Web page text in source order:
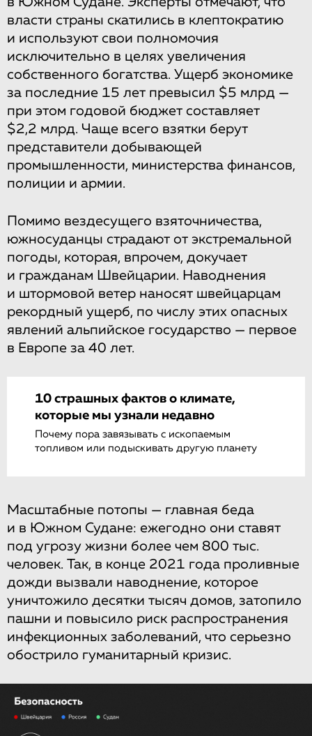
власти страны скатились в клептократию
и используют свои полномочия
исключительно в целях увеличения
собственного богатства. Ущерб экономике
за последние 15 лет превысил $5 млрд —
при этом годовой бюджет составляет
$2,2 млрд. Чаще всего взятки берут
представители добывающей
промышленности, министерства финансов,
полиции и армии.
Помимо вездесущего взяточничества,
южносуданцы страдают от экстремальной
погоды, которая, впрочем, докучает
и гражданам Швейцарии. Наводнения
и штормовой ветер наносят швейцарцам
рекордный ущерб, по числу этих опасных
явлений альпийское государство — первое
в Европе за 40 лет.
10 страшных фактов о климате,
которые мы узнали недавно
Почему пора завязывать с ископаемым
топливом или подыскивать другую планету
Масштабные потопы — главная беда
и в Южном Судане: ежегодно они ставят
под угрозу жизни более чем 800 тыс.
человек. Так, в конце 2021 года проливные
дожди вызвали наводнение, которое
уничтожило десятки тысяч домов, затопило
пашни и повысило риск распространения
инфекционных заболеваний, что серьезно
обострило гуманитарный кризис.